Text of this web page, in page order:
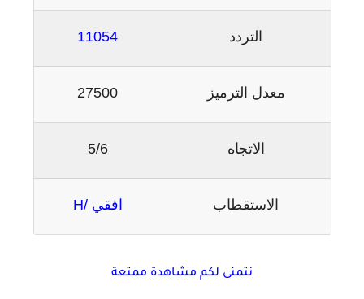
التردد 11054
معدل الترميز 27500
الاتجاه 5/6
الاستقطاب افقي /H
نتمنى لكم مشاهدة ممتعة